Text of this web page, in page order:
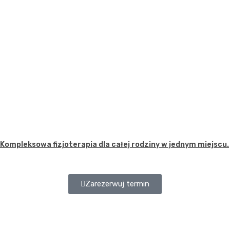
Kompleksowa fizjoterapia dla całej rodziny w jednym miejscu.
Zarezerwuj termin